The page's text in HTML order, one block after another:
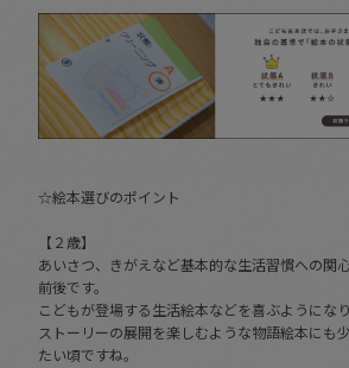
☆絵本選びのポイント
【２歳】
あいさつ、きがえなど基本的な生活習慣への関
前後です。
こどもが登場する生活絵本などを喜ぶようになり
ストーリーの展開を楽しむような物語絵本にも
たい頃ですね。